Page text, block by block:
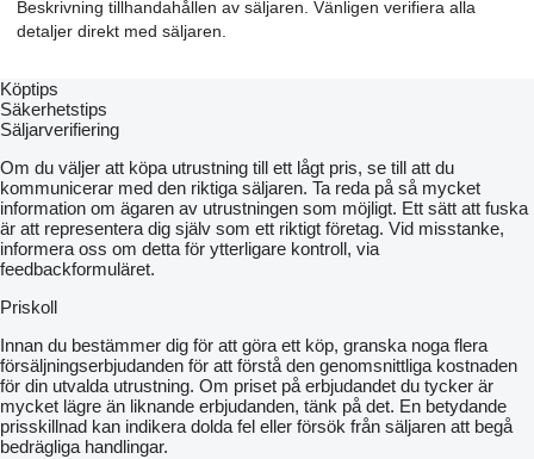
Beskrivning tillhandahållen av säljaren. Vänligen verifiera alla
detaljer direkt med säljaren.
Köptips
Säkerhetstips
Säljarverifiering
Om du väljer att köpa utrustning till ett lågt pris, se till att du
kommunicerar med den riktiga säljaren. Ta reda på så mycket
information om ägaren av utrustningen som möjligt. Ett sätt att fuska
är att representera dig själv som ett riktigt företag. Vid misstanke,
informera oss om detta för ytterligare kontroll, via
feedbackformuläret.
Priskoll
Innan du bestämmer dig för att göra ett köp, granska noga flera
försäljningserbjudanden för att förstå den genomsnittliga kostnaden
för din utvalda utrustning. Om priset på erbjudandet du tycker är
mycket lägre än liknande erbjudanden, tänk på det. En betydande
prisskillnad kan indikera dolda fel eller försök från säljaren att begå
bedrägliga handlingar.